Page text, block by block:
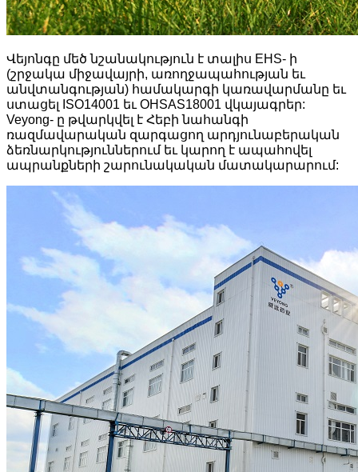
Վեյոնգը մեծ նշանակություն է տալիս EHS- ի
(շրջակա միջավայրի, առողջապահության եւ
անվտանգության) համակարգի կառավարմանը եւ
ստացել ISO14001 եւ OHSAS18001 վկայագրեր:
Veyong- ը թվարկվել է Հեբի նահանգի
ռազմավարական զարգացող արդյունաբերական
ձեռնարկություններում եւ կարող է ապահովել
ապրանքների շարունակական մատակարարում: